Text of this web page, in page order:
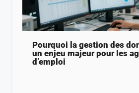
Pourquoi la gestion des
un enjeu majeur pour les
d’emploi